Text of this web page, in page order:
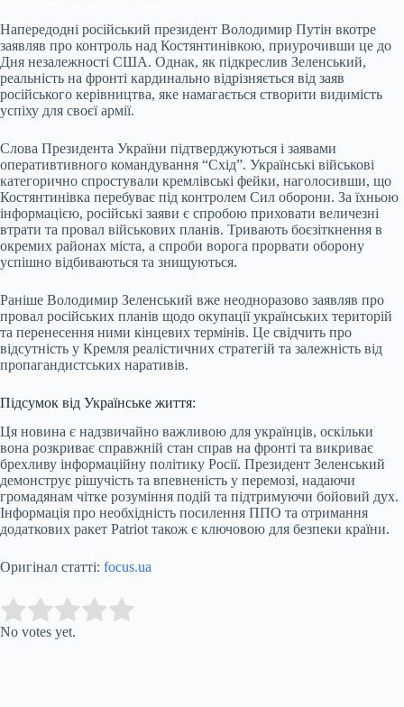
Напередодні російський президент Володимир Путін вкотре
заявляв про контроль над Костянтинівкою, приурочивши це до
Дня незалежності США. Однак, як підкреслив Зеленський,
реальність на фронті кардинально відрізняється від заяв
російського керівництва, яке намагається створити видимість
успіху для своєї армії.
Слова Президента України підтверджуються і заявами
оперативтивного командування “Схід”. Українські військові
категорично спростували кремлівські фейки, наголосивши, що
Костянтинівка перебуває під контролем Сил оборони. За їхньою
інформацією, російські заяви є спробою приховати величезні
втрати та провал військових планів. Тривають боєзіткнення в
окремих районах міста, а спроби ворога прорвати оборону
успішно відбиваються та знищуються.
Раніше Володимир Зеленський вже неодноразово заявляв про
провал російських планів щодо окупації українських територій
та перенесення ними кінцевих термінів. Це свідчить про
відсутність у Кремля реалістичних стратегій та залежність від
пропагандистських наративів.
Підсумок від Українське життя:
Ця новина є надзвичайно важливою для українців, оскільки
вона розкриває справжній стан справ на фронті та викриває
брехливу інформаційну політику Росії. Президент Зеленський
демонструє рішучість та впевненість у перемозі, надаючи
громадянам чітке розуміння подій та підтримуючи бойовий дух.
Інформація про необхідність посилення ППО та отримання
додаткових ракет Patriot також є ключовою для безпеки країни.
Оригінал статті: focus.ua
Rate this item:
No votes yet.